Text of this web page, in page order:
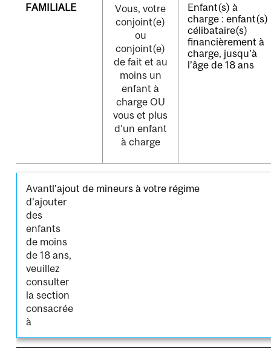
FAMILIALE
Vous, votre
conjoint(e)
ou
conjoint(e)
de fait et au
moins un
enfant à
charge OU
vous et plus
d’un enfant
à charge
Enfant(s) à
charge : enfant(s)
célibataire(s)
financièrement à
charge, jusqu’à
l’âge de 18 ans
Avant
d’ajouter
des
enfants
de moins
de 18 ans,
veuillez
consulter
la section
consacrée
à
l’ajout de mineurs à votre régime